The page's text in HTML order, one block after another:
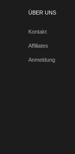
ÜBER UNS
Kontakt
Affiliates
Anmeldung